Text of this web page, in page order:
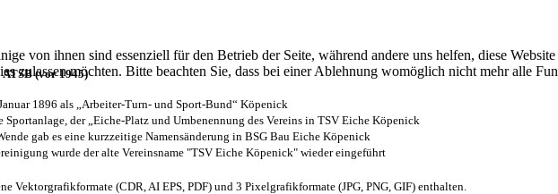
von ihnen sind essenziell für den Betrieb der Seite, während andere uns helfen, diese
zulassen möchten. Bitte beachten Sie, dass bei einer Ablehnung womöglich nicht mehr alle
(vor 1945)
1896 als „Arbeiter-Turn- und Sport-Bund“ Köpenick
Sportanlage, der „Eiche-Platz und Umbenennung des Vereins in TSV Eiche Köpenick
gab es eine kurzzeitige Namensänderung in BSG Bau Eiche Köpenick
wurde der alte Vereinsname "TSV Eiche Köpenick" wieder eingeführt
Vektorgrafikformate (CDR, AI EPS, PDF) und 3 Pixelgrafikformate (JPG, PNG, GIF) enthalten.